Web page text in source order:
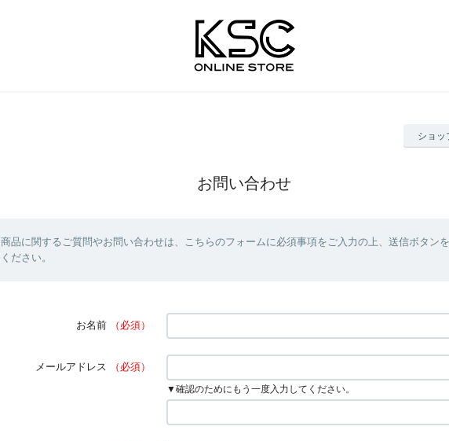
ショッ
お問い合わせ
商品に関するご質問やお問い合わせは、こちらのフォームに必須事項をご入力の上、送信ボタン
ください。
お名前 （必須）
メールアドレス （必須）
▼確認のためにもう一度入力してください。